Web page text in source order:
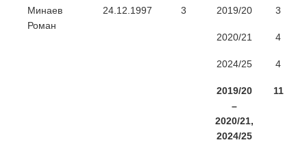
Минаев
Роман
24.12.1997 3 2019/20
2020/21
2024/25
2019/20
–
2020/21,
2024/25
3
4
4
11